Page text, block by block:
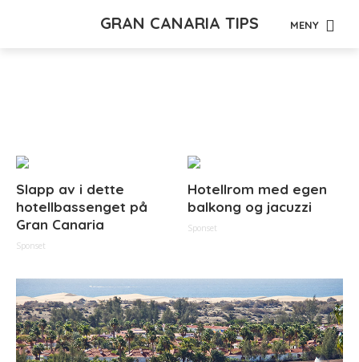
GRAN CANARIA TIPS MENY
Slapp av i dette
hotellbassenget på
Gran Canaria
Sponset
Hotellrom med egen
balkong og jacuzzi
Sponset